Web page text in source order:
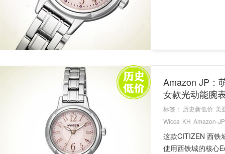
Amazon JP：
女款光动能腕
标签： 历史新低价 美
Wicca KH Amazon-JP
这款CITIZEN 西铁
使用西铁城的核心